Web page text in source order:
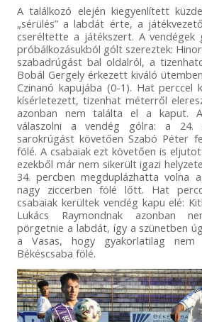
A találkozó elején kiegyenlített
„sérülés” a labdát érte, a
cseréltette a játékszert. A vendégek
próbálkozásukból gólt szereztek:
szabadrúgást bal oldalról, a
Bobál Gergely érkezett kiváló
Czinanó kapujába (0-1). Hat perccel
kísérletezett, tizenhat méterről
azonban nem találta el a kaput.
válaszolni a vendég gólra: a 24.
sarokrúgást követően Szabó Péter
fölé. A csabaiak ezt követően is
ezekből már nem sikerült igazi
34. percben megduplázhatta volna
nagy ziccerben fölé lőtt. Hat
csabaiak kerültek vendég kapu elé:
Lukács Raymondnak azonban
pörgetnie a labdát, így a szünetben
a Vasas, hogy gyakorlatilag
Békéscsaba fölé.